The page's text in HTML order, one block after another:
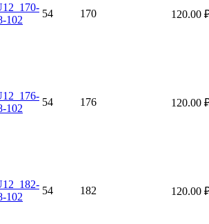
102
54 170 120.00
102
54 176 120.00
102
54 182 120.00